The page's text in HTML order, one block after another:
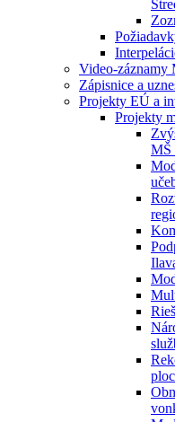
Video-záznamy
Zápisnice a
Projekty EÚ a
Projekty
MŠ